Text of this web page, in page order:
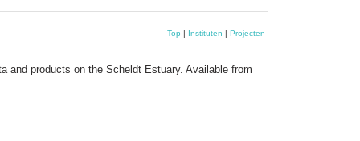
Top | Instituten | Projecten
and products on the Scheldt Estuary. Available from